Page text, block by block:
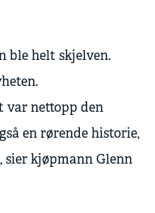
ble helt skjelven.
var nettopp den
en rørende historie,
sier kjøpmann Glenn